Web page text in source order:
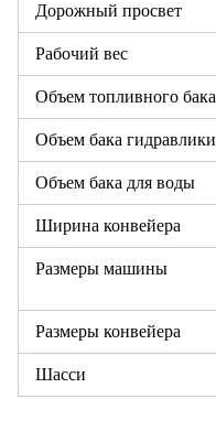
Дорожный просвет
Рабочий вес
Объем топливного бака
Объем бака гидравлики
Объем бака для воды
Ширина конвейера
Размеры машины
Размеры конвейера
Шасси